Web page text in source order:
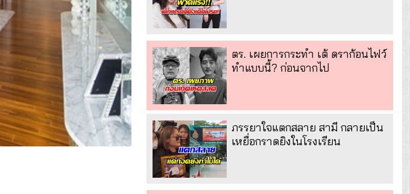
ตร. เผยการกระทำ เต้ ดราก้อนไฟว์
ทำแบบนี้? ก่อนจากไป
ภรรยาใจแตกสลาย สามี กลายเป็น
เหยื่อกราดยิงในโรงเรียน